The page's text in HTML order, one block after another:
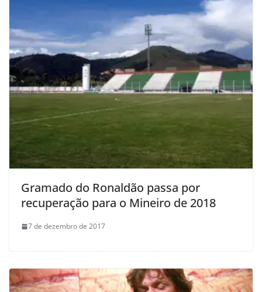
Gramado do Ronaldão passa por
recuperação para o Mineiro de 2018
7 de dezembro de 2017